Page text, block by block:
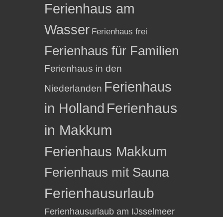
Ferienhaus am
Wasser Ferienhaus frei
Ferienhaus für Familien
Ferienhaus in den
Niederlanden Ferienhaus
in Holland Ferienhaus
in Makkum
Ferienhaus Makkum
Ferienhaus mit Sauna
Ferienhausurlaub
Ferienhausurlaub am IJsselmeer